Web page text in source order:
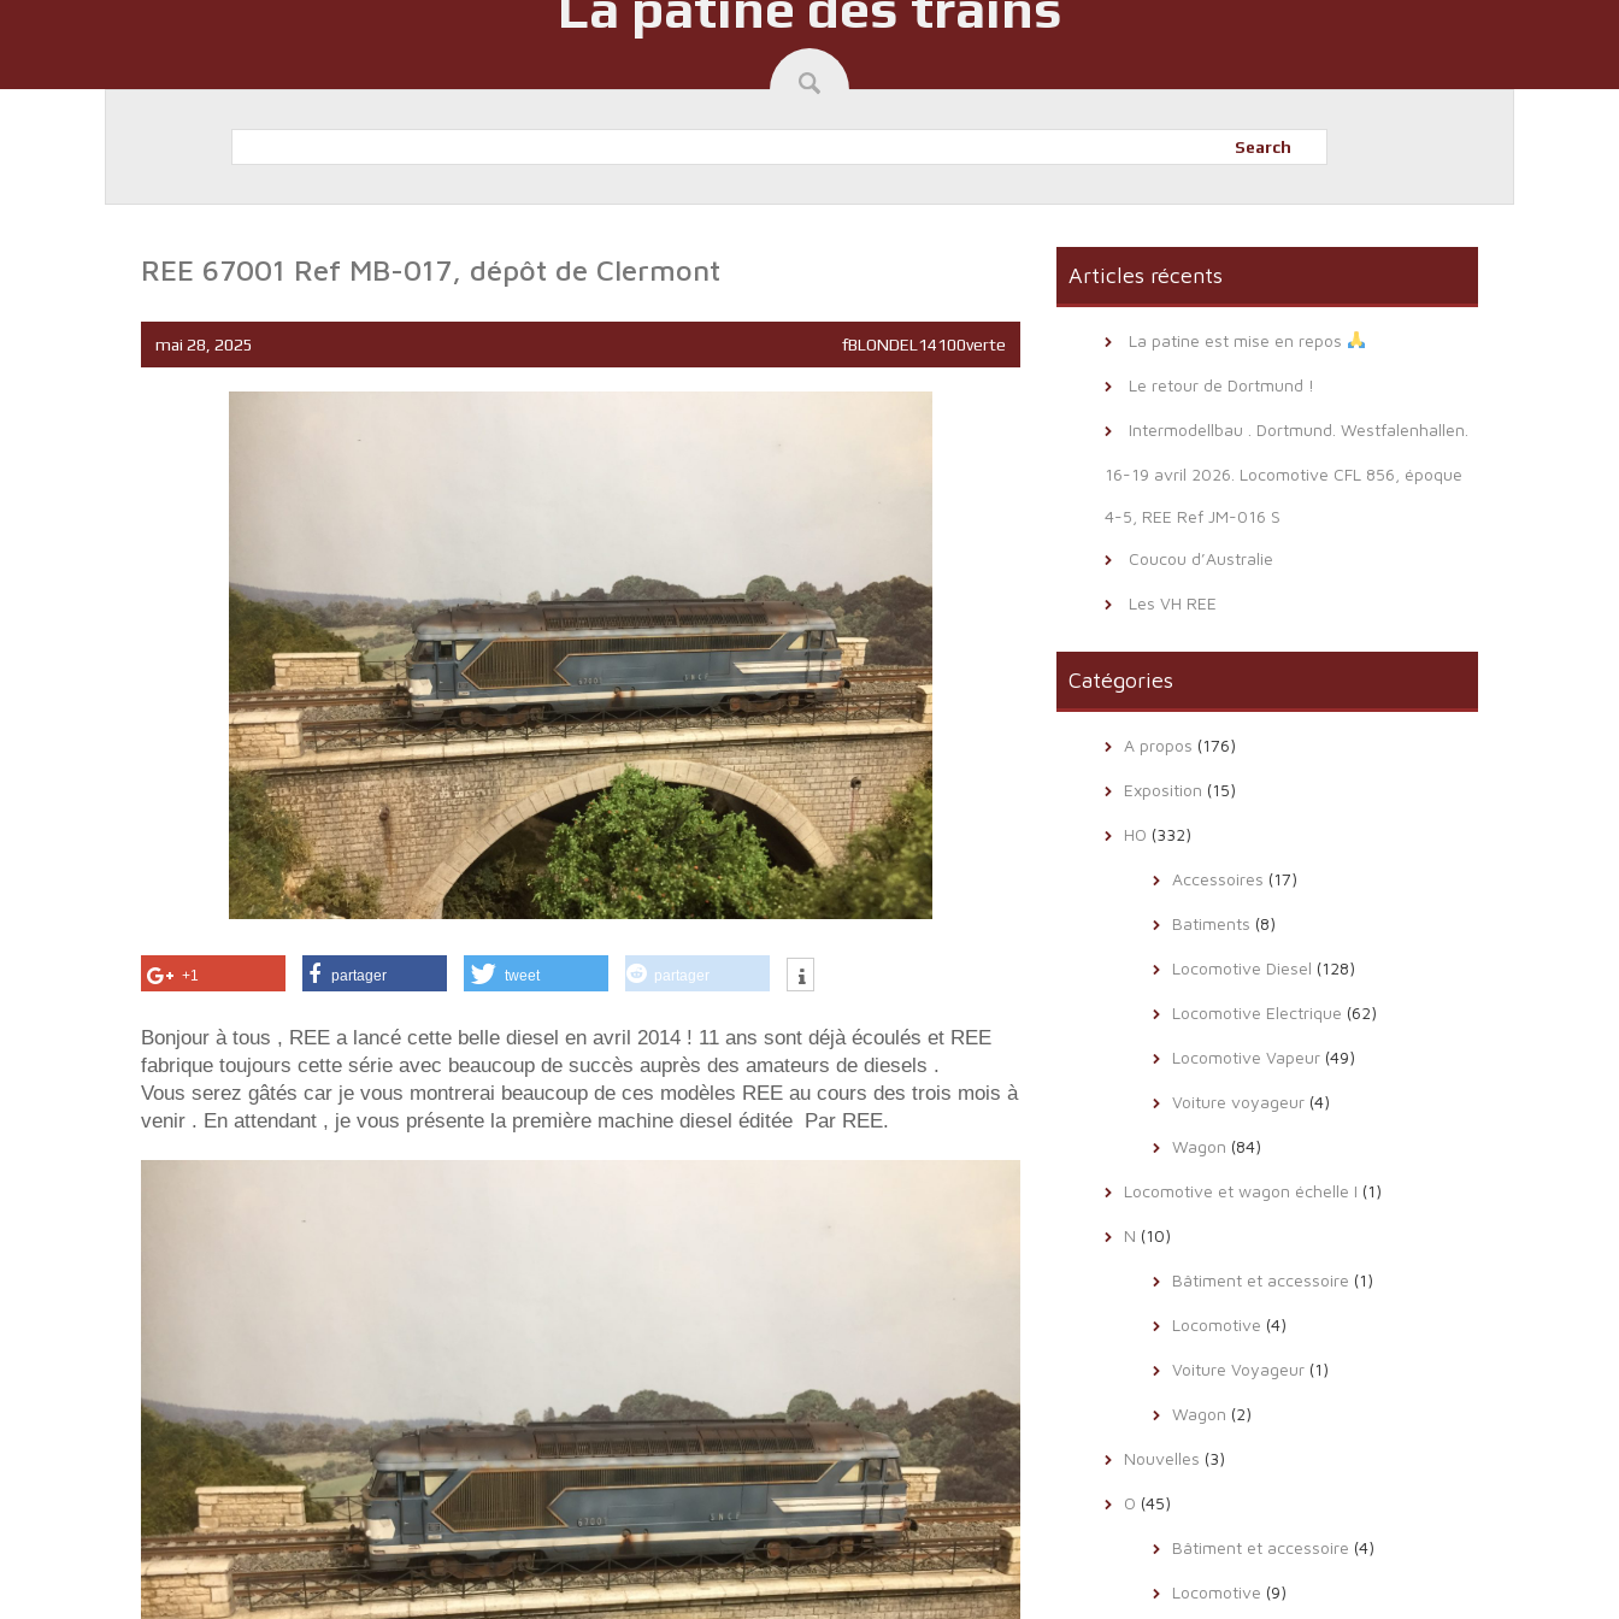
Search
REE 67001 Ref MB-017, dépôt de Clermont
mai 28, 2025 fBLONDEL14100verte
+1 partager tweet partager
Bonjour à tous , REE a lancé cette belle diesel en avril 2014 ! 11 ans sont déjà écoulés et REE
fabrique toujours cette série avec beaucoup de succès auprès des amateurs de diesels .
Vous serez gâtés car je vous montrerai beaucoup de ces modèles REE au cours des trois mois à
venir . En attendant , je vous présente la première machine diesel éditée Par REE.
Articles récents
La patine est mise en repos
Le retour de Dortmund !
Intermodellbau . Dortmund. Westfalenhallen.
16-19 avril 2026. Locomotive CFL 856, époque
4-5, REE Ref JM-016 S
Coucou d’Australie
Les VH REE
Catégories
A propos (176)
Exposition (15)
HO (332)
Accessoires (17)
Batiments (8)
Locomotive Diesel (128)
Locomotive Electrique (62)
Locomotive Vapeur (49)
Voiture voyageur (4)
Wagon (84)
Locomotive et wagon échelle I (1)
N (10)
Bâtiment et accessoire (1)
Locomotive (4)
Voiture Voyageur (1)
Wagon (2)
Nouvelles (3)
O (45)
Bâtiment et accessoire (4)
Locomotive (9)